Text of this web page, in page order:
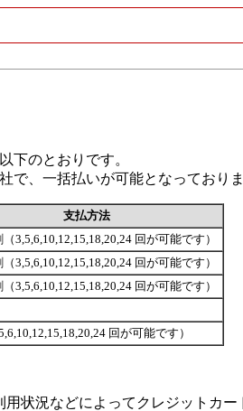
下のとおりです。
で、一括払いが可能となっておりま
支払方法
（3,5,6,10,12,15,18,20,24 回が可能です）
（3,5,6,10,12,15,18,20,24 回が可能です）
（3,5,6,10,12,15,18,20,24 回が可能です）
回が可能です）
用状況などによってクレジットカ